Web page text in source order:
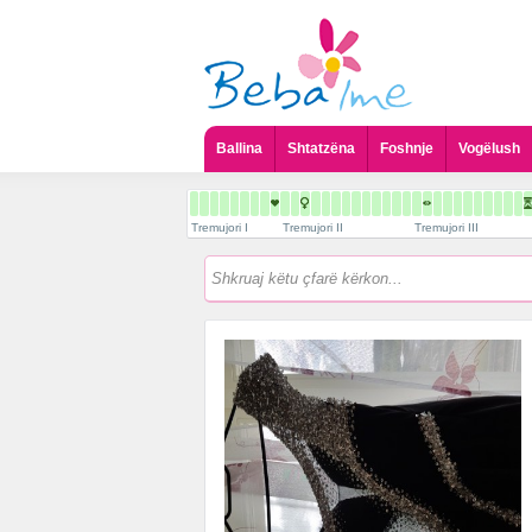
Ballina Shtatzëna Foshnje Vogëlush
Tremujori I Tremujori II Tremujori III